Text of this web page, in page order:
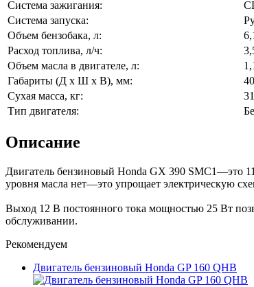
Система зажигания:
Система запуска:
Объем бензобака, л:
Расход топлива, л/ч:
Объем масла в двигателе, л:
Габариты (Д x Ш x В), мм:
Сухая масса, кг:
Тип двигателя:
Описание
Двигатель бензиновый Honda GX 390 SMC1—это
уровня масла нет—это упрощает электрическую
Выход 12 В постоянного тока мощностью 25 Вт
обслуживании.
Рекомендуем
Двигатель бензиновый Honda GP 160 QHB